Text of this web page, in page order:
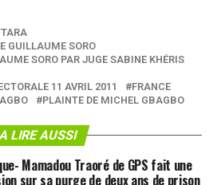
GUILLAUME SORO
SORO PAR JUGE SABINE KHÉRIS
11 AVRIL 2011
FRANCE
PLAINTE DE MICHEL GBAGBO
LIRE AUSSI
Mamadou Traoré de GPS fait une
sur sa purge de deux ans de prison